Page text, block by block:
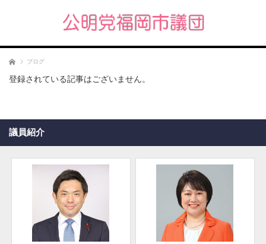
ホーム ブログ
登録されている記事はございません。
議員紹介